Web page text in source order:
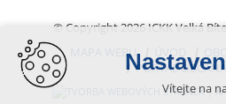
© Copyright 2026 ICKK Velká
MAPA WEBU
ÚVOD
PORTÁL OBČANA
Vítejte na